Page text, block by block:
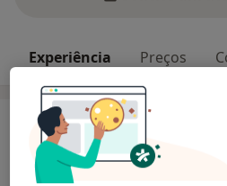
Experiência Preços
Experiência
Psicóloga, Conselheira e Coach
Desenvolvimento Pessoal e